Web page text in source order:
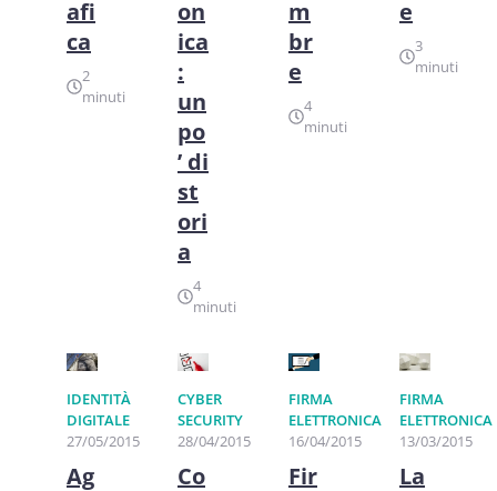
afi
ca
2
minuti
on
ica
:
un
po
’ di
st
ori
a
4
minuti
m
br
e
4
minuti
e
3
minuti
IDENTITÀ
DIGITALE
27/05/2015
Ag
CYBER
SECURITY
28/04/2015
Co
FIRMA
ELETTRONICA
16/04/2015
Fir
FIRMA
ELETTRONICA
13/03/2015
La